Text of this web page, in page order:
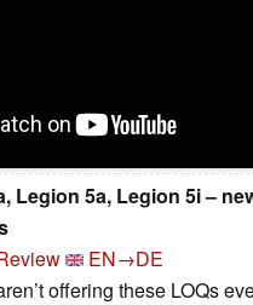
Legion 5a, Legion 5i –
EN→DE
offering these LOQs